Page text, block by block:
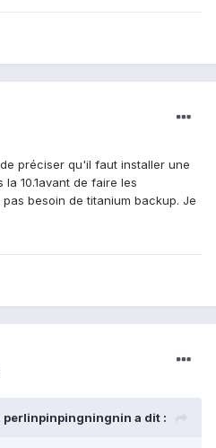
préciser qu'il faut installer une
10.1avant de faire les
besoin de titanium backup. Je
perlinpinpingningnin a dit :